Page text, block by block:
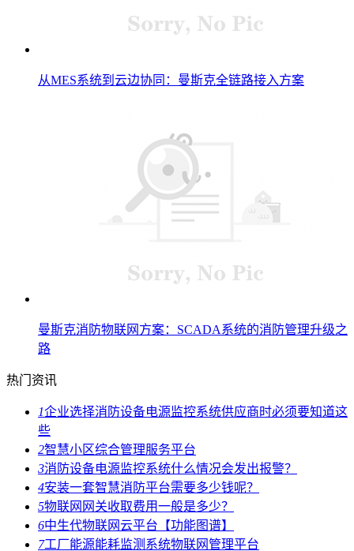
从MES系统到云边协同：曼斯克全链路接入方案
曼斯克消防物联网方案：SCADA系统的消防管理升级之
路
热门资讯
1企业选择消防设备电源监控系统供应商时必须要知道这
些
2智慧小区综合管理服务平台
3消防设备电源监控系统什么情况会发出报警？
4安装一套智慧消防平台需要多少钱呢？
5物联网网关收取费用一般是多少？
6中生代物联网云平台【功能图谱】
7工厂能源能耗监测系统物联网管理平台